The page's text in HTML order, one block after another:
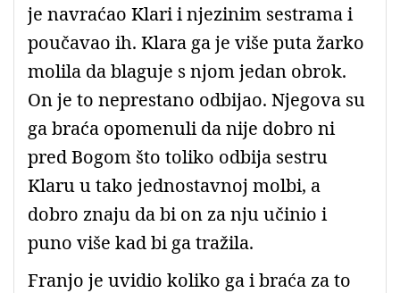
je navraćao Klari i njezinim sestrama i
poučavao ih. Klara ga je više puta žarko
molila da blaguje s njom jedan obrok.
On je to neprestano odbijao. Njegova su
ga braća opomenuli da nije dobro ni
pred Bogom što toliko odbija sestru
Klaru u tako jednostavnoj molbi, a
dobro znaju da bi on za nju učinio i
puno više kad bi ga tražila.
Franjo je uvidio koliko ga i braća za to